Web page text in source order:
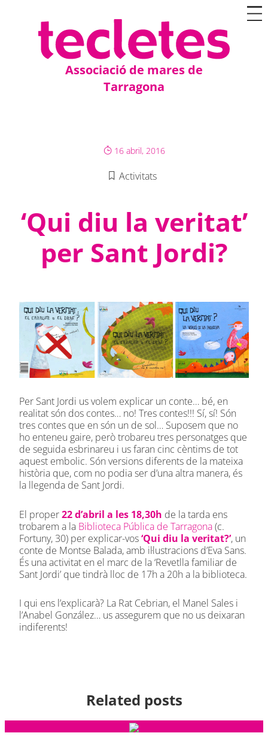
Associació de mares de
Tarragona
16 abril, 2016
Activitats
‘Qui diu la veritat’
per Sant Jordi?
Per Sant Jordi us volem explicar un conte… bé, en
realitat són dos contes… no! Tres contes!!! Sí, sí! Són
tres contes que en són un de sol… Suposem que no
ho enteneu gaire, però trobareu tres personatges que
de seguida esbrinareu i us faran cinc cèntims de tot
aquest embolic. Són versions diferents de la mateixa
història que, com no podia ser d’una altra manera, és
la llegenda de Sant Jordi.
El proper22 d’abril a les 18,30h de la tarda ens
trobarem a la Biblioteca Pública de Tarragona(c.
Fortuny, 30) per explicar-vos‘Qui diu la veritat?’, un
conte de Montse Balada, amb il·lustracions d’Eva Sans.
És una activitat en el marc de la ‘Revetlla familiar de
Sant Jordi’ que tindrà lloc de 17h a 20h a la biblioteca.
I qui ens l’explicarà? La Rat Cebrian, el Manel Sales i
l’Anabel González… us assegurem que no us deixaran
indiferents!
Related posts